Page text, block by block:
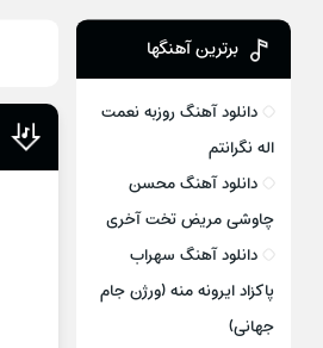
برترین آهنگها
دانلود آهنگ روزبه نعمت
اله نگرانتم
دانلود آهنگ محسن
چاوشی مریض تخت آخری
دانلود آهنگ سهراب
پاکزاد ایرونه منه (ورژن جام
جهانی)